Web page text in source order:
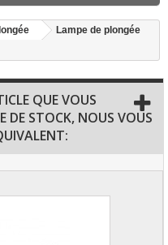
Lampe de plongée
QUE VOUS
DE STOCK, NOUS VOUS